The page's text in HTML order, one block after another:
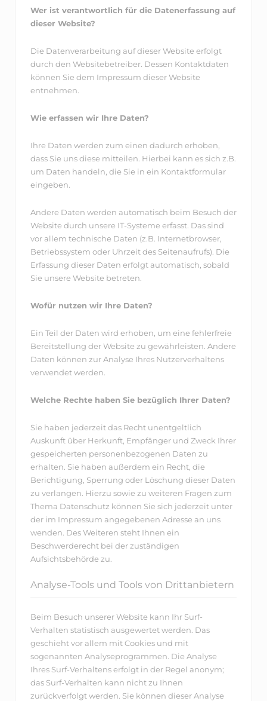
Wer ist verantwortlich für die Datenerfassung auf
dieser Website?
Die Datenverarbeitung auf dieser Website erfolgt
durch den Websitebetreiber. Dessen Kontaktdaten
können Sie dem Impressum dieser Website
entnehmen.
Wie erfassen wir Ihre Daten?
Ihre Daten werden zum einen dadurch erhoben,
dass Sie uns diese mitteilen. Hierbei kann es sich z.B.
um Daten handeln, die Sie in ein Kontaktformular
eingeben.
Andere Daten werden automatisch beim Besuch der
Website durch unsere IT-Systeme erfasst. Das sind
vor allem technische Daten (z.B. Internetbrowser,
Betriebssystem oder Uhrzeit des Seitenaufrufs). Die
Erfassung dieser Daten erfolgt automatisch, sobald
Sie unsere Website betreten.
Wofür nutzen wir Ihre Daten?
Ein Teil der Daten wird erhoben, um eine fehlerfreie
Bereitstellung der Website zu gewährleisten. Andere
Daten können zur Analyse Ihres Nutzerverhaltens
verwendet werden.
Welche Rechte haben Sie bezüglich Ihrer Daten?
Sie haben jederzeit das Recht unentgeltlich
Auskunft über Herkunft, Empfänger und Zweck Ihrer
gespeicherten personenbezogenen Daten zu
erhalten. Sie haben außerdem ein Recht, die
Berichtigung, Sperrung oder Löschung dieser Daten
zu verlangen. Hierzu sowie zu weiteren Fragen zum
Thema Datenschutz können Sie sich jederzeit unter
der im Impressum angegebenen Adresse an uns
wenden. Des Weiteren steht Ihnen ein
Beschwerderecht bei der zuständigen
Aufsichtsbehörde zu.
Analyse-Tools und Tools von Drittanbietern
Beim Besuch unserer Website kann Ihr Surf-
Verhalten statistisch ausgewertet werden. Das
geschieht vor allem mit Cookies und mit
sogenannten Analyseprogrammen. Die Analyse
Ihres Surf-Verhaltens erfolgt in der Regel anonym;
das Surf-Verhalten kann nicht zu Ihnen
zurückverfolgt werden. Sie können dieser Analyse